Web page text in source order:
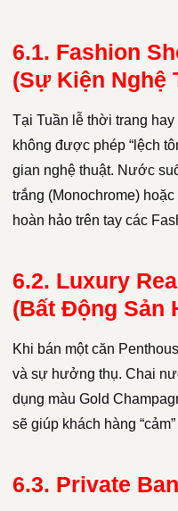
6.1. Fashion
(Sự Kiện Nghệ
Tại Tuần lễ thời trang
không được phép “lệch
gian nghệ thuật. Nước
trắng (Monochrome)
hoàn hảo trên tay các
6.2. Luxury
(Bất Động Sản
Khi bán một căn
và sự hưởng thụ. Chai
dụng màu Gold
sẽ giúp khách hàng
6.3. Private